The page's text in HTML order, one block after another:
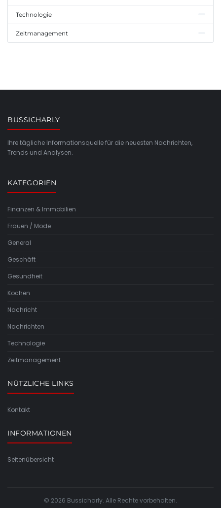
Technologie
Zeitmanagement
BUSSICHARLY
Ihre tägliche Informationsquelle für die neuesten Nachrichten,
Trends und Analysen.
KATEGORIEN
Finanzen & Immobilien
Frauen / Mode
General
Geschäft
Gesundheit
Kochen
Nachricht
Nachrichten
Technologie
Zeitmanagement
NÜTZLICHE LINKS
Kontakt
INFORMATIONEN
Seitenübersicht
© 2026 Bussicharly. Alle Rechte vorbehalten.